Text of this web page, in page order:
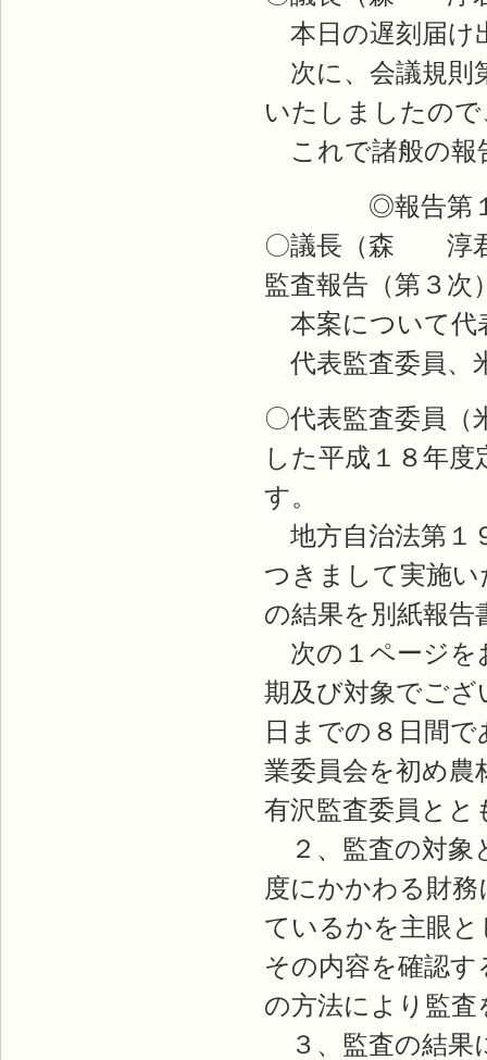
本日の遅刻届け
次に、会議規則
いたしましたの
これで諸般の報
◎報告第１
〇議長（森 淳
監査報告（第３
本案について代
代表監査委員、
〇代表監査委員
した平成１８年
す。
地方自治法第１
つきまして実施
の結果を別紙報
次の１ページを
期及び対象でござ
日までの８日間
業委員会を初め農
有沢監査委員と
２、監査の対象
度にかかわる財
ているかを主眼
その内容を確認
の方法により監
３、監査の結果